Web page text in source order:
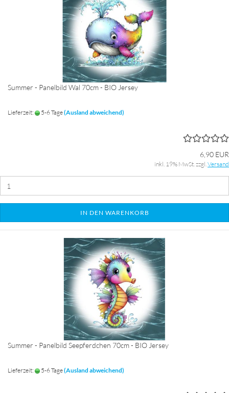
Summer - Panelbild Wal 70cm - BIO Jersey
Lieferzeit: 5-6 Tage(Ausland abweichend)
6,90 EUR
inkl. 19% MwSt. zzgl.Versand
IN DEN WARENKORB
Summer - Panelbild Seepferdchen 70cm - BIO Jersey
Lieferzeit: 5-6 Tage(Ausland abweichend)